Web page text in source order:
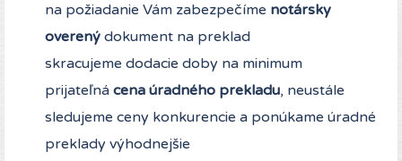
na požiadanie Vám zabezpečíme notársky
overený dokument na preklad
skracujeme dodacie doby na minimum
prijateľná cena úradného prekladu, neustále
sledujeme ceny konkurencie a ponúkame úradné
preklady výhodnejšie